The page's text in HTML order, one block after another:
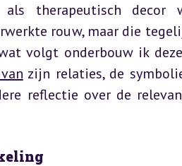
therapeutisch decor
rouw, maar die
volgt onderbouw ik
zijn relaties, de
reflectie over de